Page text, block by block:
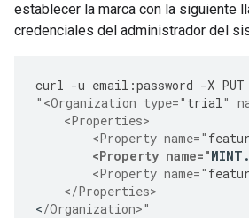
establecer la marca con la siguiente
credenciales del administrador del
curl -u email :password -X PUT
"<Organization type=" trial"
    <Properties>
        <Property name="
<Property name="MINT .
        <Property name="
    </Properties>
</Organization>"